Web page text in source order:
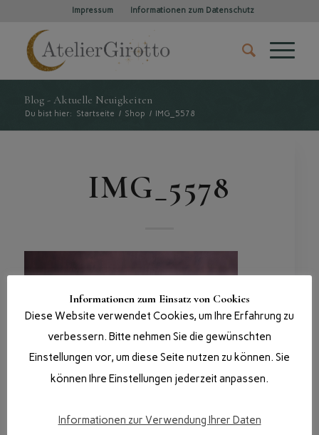
Impressum Informationen zum Datenschutz
Blog - Aktuelle Neuigkeiten
Du bist hier: Startseite / Shop / IMG_5578
IMG_5578
Informationen zum Einsatz von Cookies
Diese Website verwendet Cookies, um Ihre Erfahrung zu
verbessern. Bitte nehmen Sie die gewünschten
Einstellungen vor, um diese Seite nutzen zu können. Sie
können Ihre Einstellungen jederzeit anpassen.
Informationen zur Verwendung Ihrer Daten